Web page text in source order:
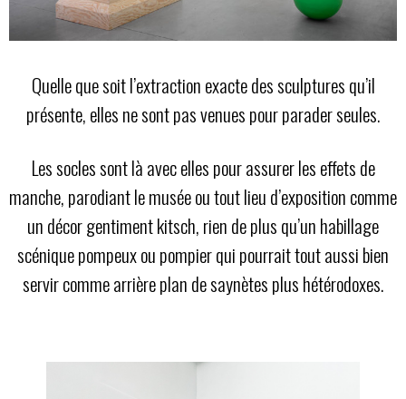
Quelle que soit l’extraction exacte des sculptures qu’il
présente, elles ne sont pas venues pour parader seules.
Les socles sont là avec elles pour assurer les effets de
manche, parodiant le musée ou tout lieu d’exposition comme
un décor gentiment kitsch, rien de plus qu’un habillage
scénique pompeux ou pompier qui pourrait tout aussi bien
servir comme arrière plan de saynètes plus hétérodoxes.